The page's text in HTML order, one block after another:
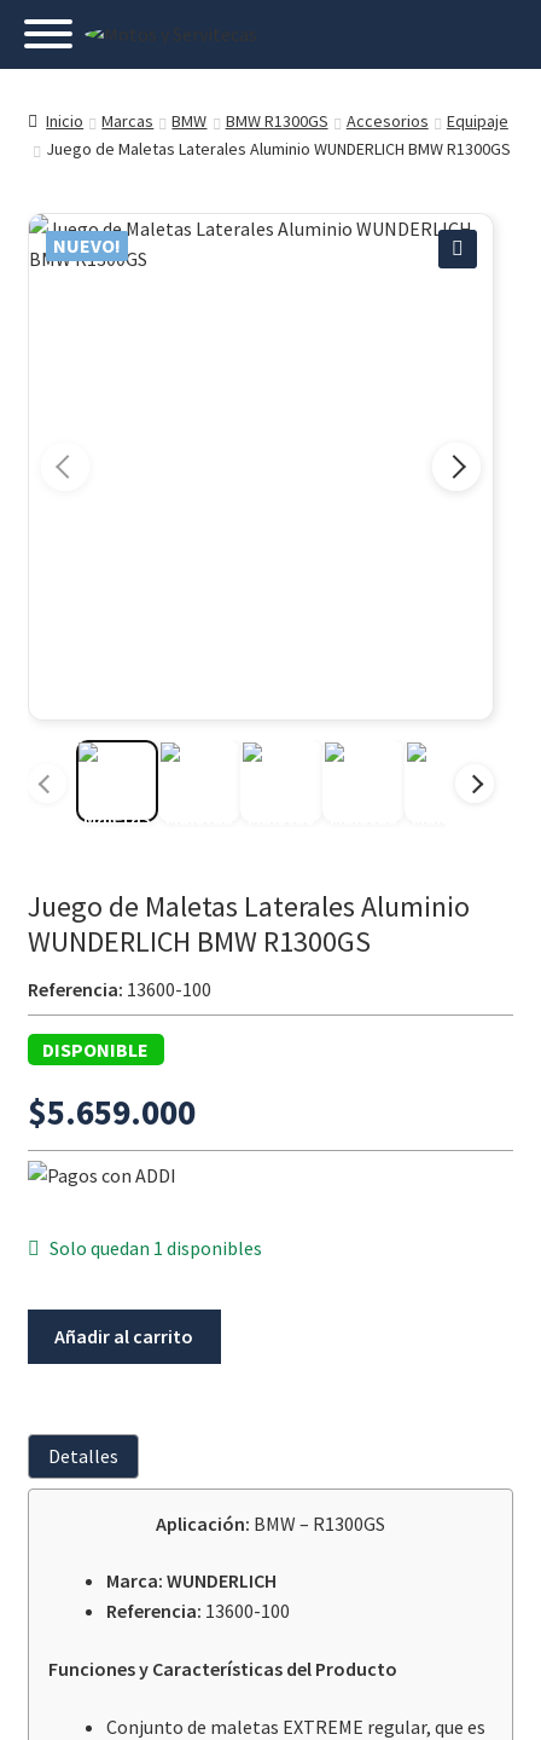
Inicio Marcas BMW BMW R1300GS Accesorios
Equipaje
Juego de Maletas Laterales Aluminio WUNDERLICH BMW R1300GS
NUEVO!
Juego de Maletas Laterales Aluminio
WUNDERLICH BMW R1300GS
Referencia: 13600-100
DISPONIBLE
$5.659.000
Solo quedan 1 disponibles
Aluminio
WUNDERLICH
Añadir al carrito
Detalles
Aplicación: BMW – R1300GS
Marca: WUNDERLICH
Referencia: 13600-100
Funciones y Características del Producto
Conjunto de maletas EXTREME regular, que es